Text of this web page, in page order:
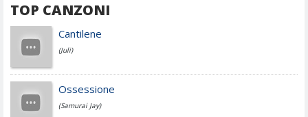
Achille Lauro
Cesare Cremonini
TOP CANZONI
Cantilene
(Juli)
Ossessione
(Samurai Jay)